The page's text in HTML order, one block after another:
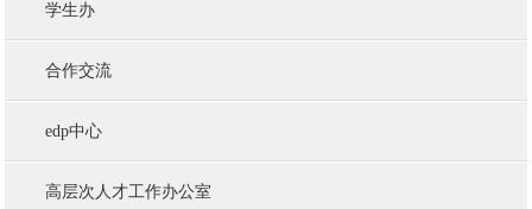
学生办
合作交流
edp中心
高层次人才工作办公室